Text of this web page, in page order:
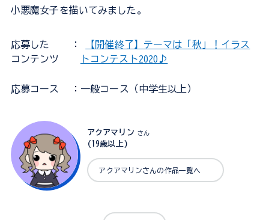
小悪魔女子を描いてみました。
応募した
コンテンツ
：
【開催終了】テーマは「秋」！イラス
トコンテスト2020♪
応募コース ：一般コース（中学生以上）
アクアマリン さん
(19歳以上)
アクアマリンさんの作品一覧へ